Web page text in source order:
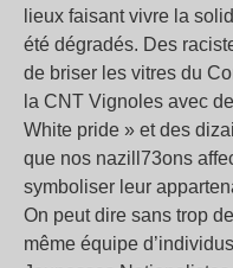
lieux faisant vivre la
été dégradés. Des
de briser les vitres du
la CNT Vignoles avec
White pride » et des
que nos nazill73ons
symboliser leur
On peut dire sans trop
même équipe